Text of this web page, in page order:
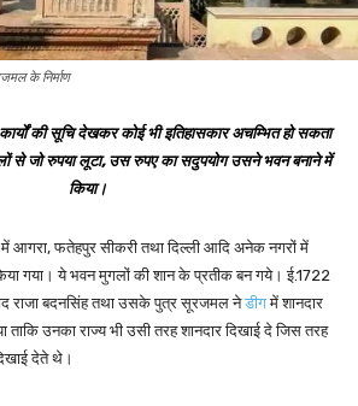
के निर्माण
की सूचि देखकर कोई भी इतिहासकार अचम्भित हो सकता
से जो रुपया लूटा, उस रुपए का सदुपयोग उसने भवन बनाने में
किया।
आगरा, फतेहपुर सीकरी तथा दिल्ली आदि अनेक नगरों में
गया। ये भवन मुगलों की शान के प्रतीक बन गये। ई.1722
राजा बदनसिंह तथा उसके पुत्र सूरजमल नेडीगमें शानदार
ताकि उनका राज्य भी उसी तरह शानदार दिखाई दे जिस तरह
देते थे।